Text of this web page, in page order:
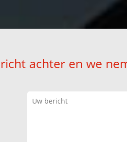
achter en we